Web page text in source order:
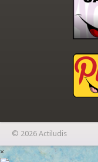
© 2026 Actiludis
×